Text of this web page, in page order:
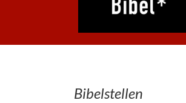
Bibelstellen